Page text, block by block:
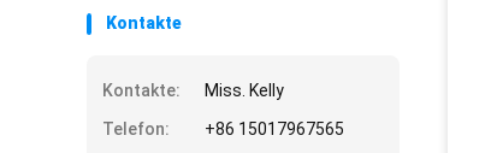
Kontakte
Kontakte:
Miss. Kelly
Telefon:
+86 15017967565